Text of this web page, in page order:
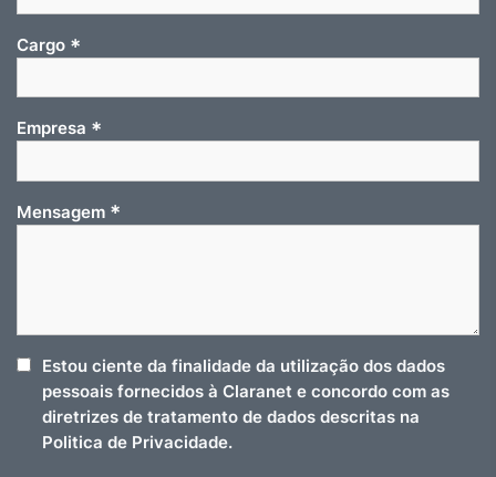
Cargo *
Empresa *
Mensagem *
Estou ciente da finalidade da utilização dos dados
pessoais fornecidos à Claranet e concordo com as
diretrizes de tratamento de dados descritas na
Politica de Privacidade.